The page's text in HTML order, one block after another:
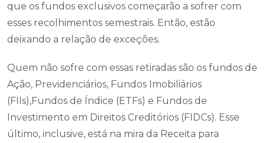
que os fundos exclusivos começarão a sofrer com
esses recolhimentos semestrais. Então, estão
deixando a relação de exceções.
Quem não sofre com essas retiradas são os fundos de
Ação, Previdenciários, Fundos Imobiliários
(FIIs),Fundos de Índice (ETFs) e Fundos de
Investimento em Direitos Creditórios (FIDCs). Esse
último, inclusive, está na mira da Receita para